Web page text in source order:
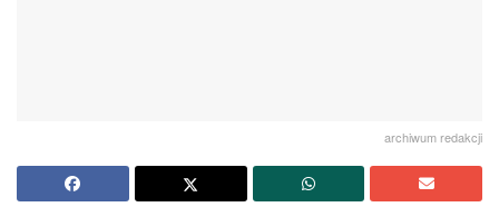
archiwum redakcji